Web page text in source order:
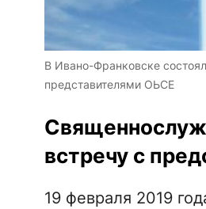
В Ивано-Франковске
представителями ОЬСЕ
встречу с
19 февраля 2019